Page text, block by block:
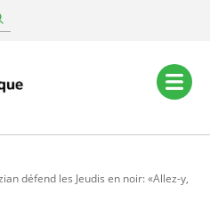
défend les Jeudis en noir: «Allez-y,